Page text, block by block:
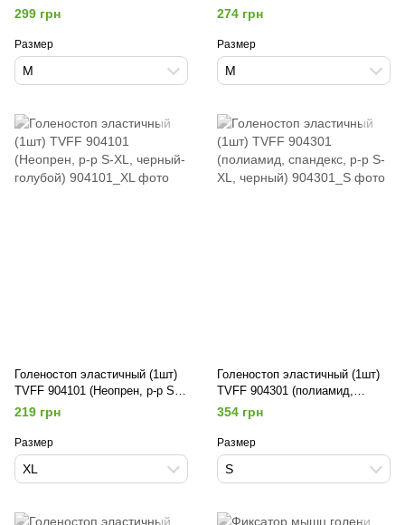
полиамид, 32% спандекс, р-р
M-XL, черный-серый)
299 грн
Размер
M
силиконовой вставкой (1шт)
SIBOTE ST-2590 (Неопрен, р-р
M-XL,черный-серый)
274 грн
Размер
M
Голеностоп эластичный (1шт)
TVFF 904101 (Неопрен, р-р S-
XL, черный-голубой)
219 грн
Размер
XL
Голеностоп эластичный (1шт)
TVFF 904301 (полиамид,
спандекс, р-р S-XL, черный)
354 грн
Размер
S